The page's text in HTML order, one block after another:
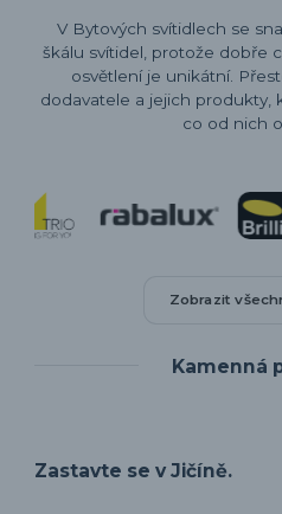
V Bytových svítidlech se
škálu svítidel, protože dobře
osvětlení je unikátní.
dodavatele a jejich produkty,
co od nich
Zobrazit
Kamenná
Zastavte se v Jičíně.